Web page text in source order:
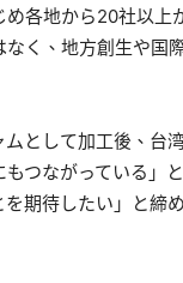
各地から20社以上
く、地方創生や国
として加工後、台
つながっている」
期待したい」と締